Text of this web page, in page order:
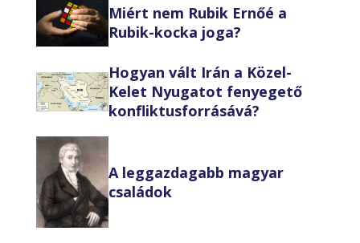
Miért nem Rubik Ernőé a
Rubik-kocka joga?
Hogyan vált Irán a Közel-
Kelet Nyugatot fenyegető
konfliktusforrásává?
A leggazdagabb magyar
családok